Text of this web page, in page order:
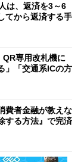
は、返済を3～6
てから返済する手
専用改札機に
「交通系ICの方
費者金融が教えな
する方法』で完済